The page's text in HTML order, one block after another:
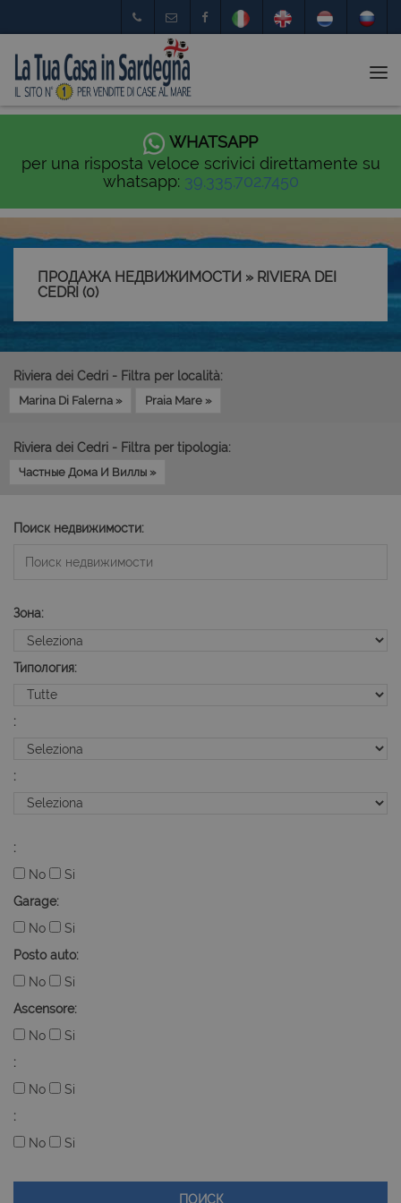
WHATSAPP
per una risposta veloce scrivici direttamente su
whatsapp: 39.335.702.7450
ПРОДАЖА НЕДВИЖИМОСТИ » RIVIERA DEI
CEDRI (0)
Riviera dei Cedri - Filtra per località:
Marina Di Falerna » Praia Mare »
Riviera dei Cedri - Filtra per tipologia:
Частные Дома И Виллы »
Поиск недвижимости:
Зона:
Типология:
:
:
:
No
Si
Garage:
No
Si
Posto auto:
No
Si
Ascensore:
No
Si
:
No
Si
:
No
Si
ПОИСК